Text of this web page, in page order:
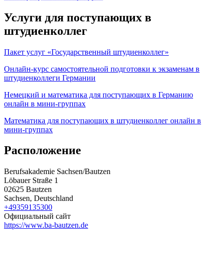
Услуги для поступающих в
штудиенколлег
Пакет услуг «Государственный штудиенколлег»
Онлайн-курс самостоятельной подготовки к экзаменам в
штудиенколлеги Германии
Немецкий и математика для поступающих в Германию
онлайн в мини-группах
Математика для поступающих в штудиенколлег онлайн в
мини-группах
Расположение
Berufsakademie Sachsen/Bautzen
Löbauer Straße 1
02625 Bautzen
Sachsen, Deutschland
+49359135300
Официальный сайт
https://www.ba-bautzen.de